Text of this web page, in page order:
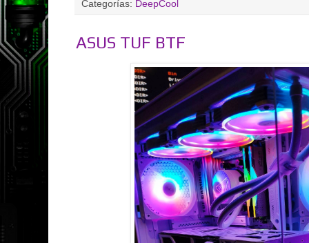
Categorías: DeepCool
ASUS TUF BTF